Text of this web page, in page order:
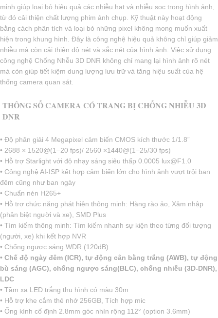
minh giúp loại bỏ hiệu quả các nhiễu hạt và nhiễu sọc trong hình ảnh,
từ đó cải thiện chất lượng phim ảnh chụp. Kỹ thuật này hoạt động
bằng cách phân tích và loại bỏ những pixel không mong muốn xuất
hiện trong khung hình. Đây là công nghệ hiệu quả không chỉ giúp giảm
nhiễu mà còn cải thiện độ nét và sắc nét của hình ảnh. Việc sử dụng
công nghệ Chống Nhễu 3D DNR không chỉ mang lại hình ảnh rõ nét
mà còn giúp tiết kiệm dung lượng lưu trữ và tăng hiệu suất của hệ
thống camera quan sát.
THÔNG SỐ CAMERA CÓ TRANG BỊ CHỐNG NHIỄU 3D
DNR
• Độ phân giải 4 Megapixel cảm biến CMOS kích thước 1/1.8”
• 2688 × 1520@(1–20 fps)/ 2560 ×1440@(1–25/30 fps)
• Hỗ trợ Starlight với độ nhạy sáng siêu thấp 0.0005 lux@F1.0
• Công nghệ AI-ISP kết hợp cảm biến lớn cho hình ảnh vượt trội ban
đêm cũng như ban ngày
• Chuẩn nén H265+
• Hỗ trợ chức năng phát hiện thông minh: Hàng rào ảo, Xâm nhập
(phân biệt người và xe), SMD Plus
• Tìm kiếm thông minh: Tìm kiếm nhanh sự kiện theo từng đối tượng
(người, xe) khi kết hợp NVR
• Chống ngược sáng WDR (120dB)
• Chế độ ngày đêm (ICR), tự động cân bằng trắng (AWB), tự động
bù sáng (AGC), chống ngược sáng(BLC), chống nhiễu (3D-DNR),
LDC
• Tầm xa LED trắng thu hình có màu 30m
• Hỗ trợ khe cắm thẻ nhớ 256GB, Tích hợp mic
• Ống kính cố định 2.8mm góc nhìn rộng 112° (option 3.6mm)